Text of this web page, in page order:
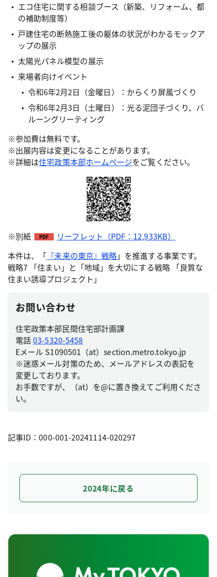
エコ住宅に関する相談ブース（新築、リフォーム、都
の補助制度等）
戸建住宅の断熱施工後の躯体の状況がわかるモックア
ップの展示
太陽光パネル模型の展示
来場者向けイベント
令和6年2月2日（金曜日）：からくり屏風づくり
令和6年2月3日（土曜日）：光る泥団子づくり、バ
ルーングリーティング
※参加費は無料です。
※出展内容は変更になることがあります。
※詳細は住宅政策本部ホームページをご覧ください。
※別紙
リーフレット（PDF：12,933KB）
本件は、「 『未来の東京』戦略」を推進する事業です。
戦略7 「住まい」と「地域」を大切にする戦略 「良質な
住まい誘導プロジェクト」
お問い合わせ
住宅政策本部民間住宅部計画課
電話03-5320-5458
Eメール S1090501（at）section.metro.tokyo.jp
※迷惑メール対策のため、メールアドレスの表記を
変更しております。
お手数ですが、（at）を@に置き換えてご利用くださ
い。
記事ID：000-001-20241114-020297
2024年に戻る